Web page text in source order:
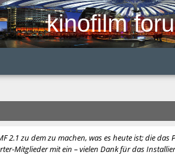
kinofilm
2.1 zu dem zu machen, was es heute ist; die
Mitglieder mit ein – vielen Dank für das